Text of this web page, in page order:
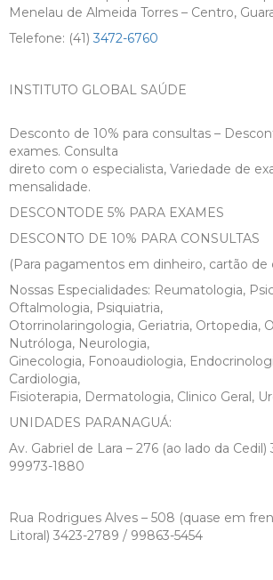
Menelau de Almeida Torres – Centro,
Telefone: (41) 3472-6760
INSTITUTO GLOBAL SAÚDE
Desconto de 10% para consultas –
exames. Consulta
direto com o especialista, Variedade de
mensalidade.
DESCONTODE 5% PARA EXAMES
DESCONTO DE 10% PARA CONSULTAS
(Para pagamentos em dinheiro, cartão
Nossas Especialidades: Reumatologia,
Oftalmologia, Psiquiatria,
Otorrinolaringologia, Geriatria, Ortopedia,
Nutróloga, Neurologia,
Ginecologia, Fonoaudiologia,
Cardiologia,
Fisioterapia, Dermatologia, Clinico Geral,
UNIDADES PARANAGUÁ:
Av. Gabriel de Lara – 276 (ao lado da
99973-1880
Rua Rodrigues Alves – 508 (quase em
Litoral) 3423-2789 / 99863-5454